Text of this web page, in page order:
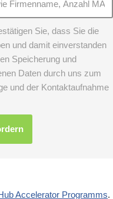
Sie, dass Sie die
und damit einverstanden
Speicherung und
Daten durch uns zum
und der Kontaktaufnahme
Accelerator Programms.